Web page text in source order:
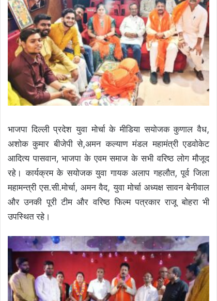
भाजपा दिल्ली प्रदेश युवा मोर्चा के मीडिया सयोजक कुणाल वैध,
अशोक कुमार बीजेपी से,अमन कल्याण मंडल महामंत्री एडवोकेट
आदित्य पासवान, भाजपा के एवम समाज के सभी वरिष्ठ लोग मौजूद
रहे। कार्यक्रम के सयोजक युवा गायक अलाप गहलौत, पूर्व जिला
महामन्त्री एस.सी.मोर्चा, अमन वैद, युवा मोर्चा अध्यक्ष सावन बेनीवाल
और उनकी पूरी टीम और वरिष्ठ फिल्म पत्रकार राजू बोहरा भी
उपस्थित रहे।